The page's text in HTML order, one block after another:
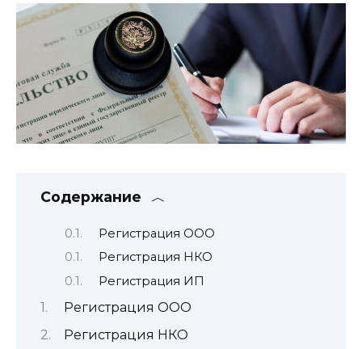
Содержание
Регистрация ООО
Регистрация НКО
Регистрация ИП
Регистрация ООО
Регистрация НКО